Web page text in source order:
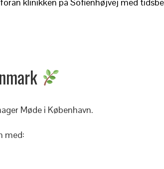
klinikken på Sofienhøjvej med
Møde i København.
med: